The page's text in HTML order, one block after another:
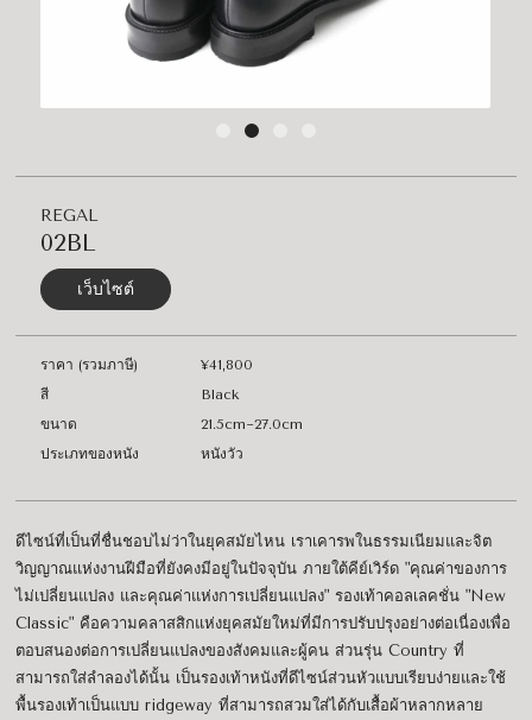
REGAL
02BL
เว็บไซต์
ราคา (รวมภาษี)
¥41,800
สี
Black
ขนาด
21.5cm~27.0cm
ประเภทของหนัง
หนังวัว
ดีไซน์ที่เป็นที่ชื่นชอบไม่ว่าในยุคสมัยไหน เราเคารพในธรรมเนียมและจิต
วิญญาณแห่งงานฝีมือที่ยังคงมีอยู่ในปัจจุบัน ภายใต้คีย์เวิร์ด "คุณค่าของการ
ไม่เปลี่ยนแปลง และคุณค่าแห่งการเปลี่ยนแปลง" รองเท้าคอลเลคชั่น "New
Classic" คือความคลาสสิกแห่งยุคสมัยใหม่ที่มีการปรับปรุงอย่างต่อเนื่องเพื่อ
ตอบสนองต่อการเปลี่ยนแปลงของสังคมและผู้คน ส่วนรุ่น Country ที่
สามารถใส่ลำลองได้นั้น เป็นรองเท้าหนังที่ดีไซน์ส่วนหัวแบบเรียบง่ายและใช้
พื้นรองเท้าเป็นแบบ ridgeway ที่สามารถสวมใส่ได้กับเสื้อผ้าหลากหลาย